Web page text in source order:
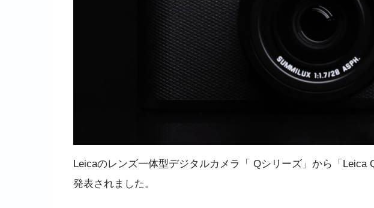
Leicaのレンズ一体型デジタルカメラ「 Qシリーズ」から「Leica
発表されました。